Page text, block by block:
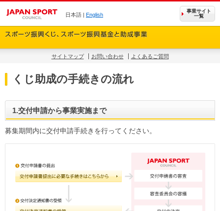
日本語 | English
事業サイト
一覧
サイトマップ お問い合わせ よくあるご質問
くじ助成の手続きの流れ
1.交付申請から事業実施まで
募集期間内に交付申請手続きを行ってください。